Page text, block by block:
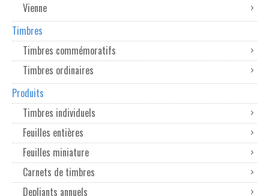
Vienne
Timbres
Timbres commémoratifs
Timbres ordinaires
Produits
Timbres individuels
Feuilles entières
Feuilles miniature
Carnets de timbres
Depliants annuels